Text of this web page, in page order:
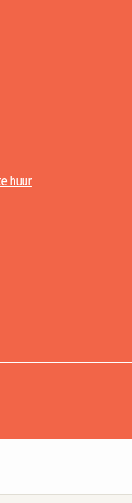
huur